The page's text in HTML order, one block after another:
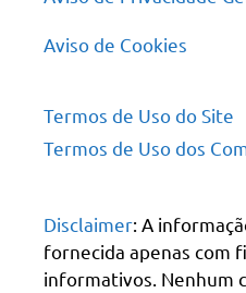
Aviso de Cookies
Termos de Uso do Site
Termos de Uso dos
Disclaimer: A
fornecida apenas com
informativos. Nenhum